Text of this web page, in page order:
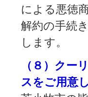
による悪徳
解約の手続
します。
（８）クー
スをご用意